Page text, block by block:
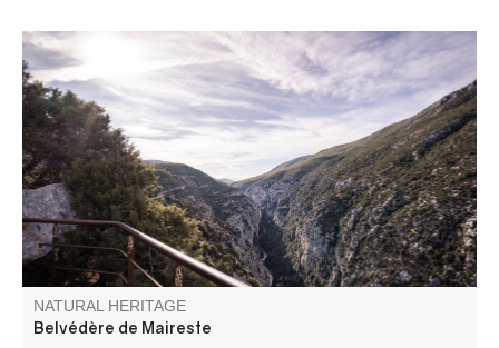
Situé sur la route entre Moustiers-Sainte-Marie et la
Palud-sur-Verdon, en rive droite, le belvédère de Maireste
offre un beau point de vue sur les Gorges.
NATURAL HERITAGE
Belvédère de Maireste